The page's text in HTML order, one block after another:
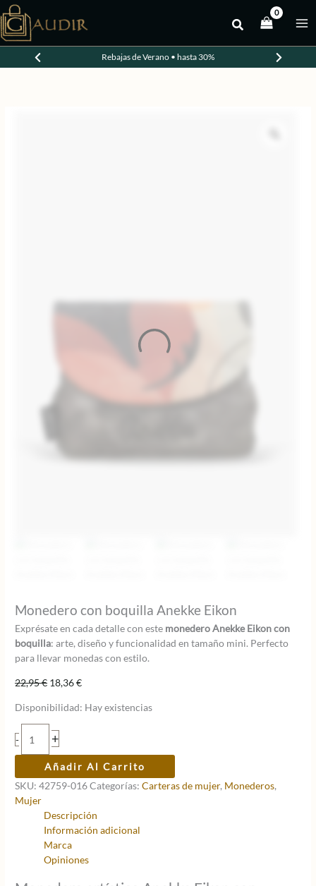
al
contenido
Rebajas de Verano • hasta 30%
-20%
Monedero con boquilla Anekke Eikon
Exprésate en cada detalle con este monedero Anekke Eikon con
boquilla: arte, diseño y funcionalidad en tamaño mini. Perfecto
para llevar monedas con estilo.
22,95€ El
original
era:
22,95 €.
18,36€El
actual
Disponibilidad: Hay existencias
-
Monedero
con
boquilla
Eikon
cantidad
+
Añadir Al Carrito
SKU:42759-016Categorías:Carteras de mujer, Monederos,
Mujer
Descripción
Información adicional
Marca
Opiniones